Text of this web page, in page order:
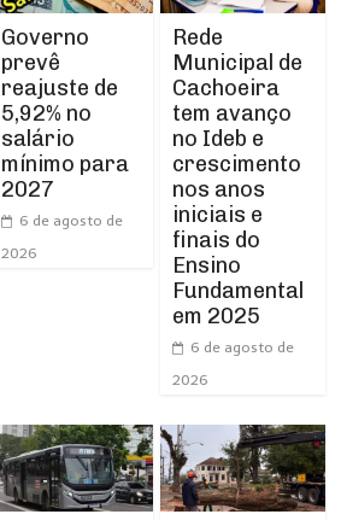
Governo
prevê
reajuste de
5,92% no
salário
mínimo para
2027
6 de agosto de
2026
Rede
Municipal de
Cachoeira
tem avanço
no Ideb e
crescimento
nos anos
iniciais e
finais do
Ensino
Fundamental
em 2025
6 de agosto de
2026